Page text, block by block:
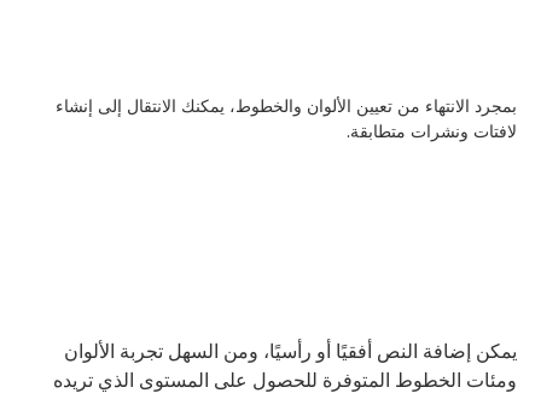
بمجرد الانتهاء من تعيين الألوان والخطوط، يمكنك الانتقال إلى إنشاء
لافتات ونشرات متطابقة.
يمكن إضافة النص أفقيًا أو رأسيًا، ومن السهل تجربة الألوان
ومئات الخطوط المتوفرة للحصول على المستوى الذي تريده